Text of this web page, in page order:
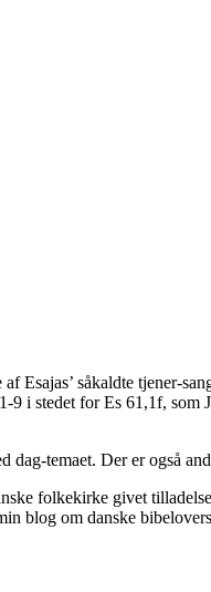
Esajas’ såkaldte tjener-
i stedet for Es 61,1f,
temaet. Der er også
folkekirke givet
blog om danske